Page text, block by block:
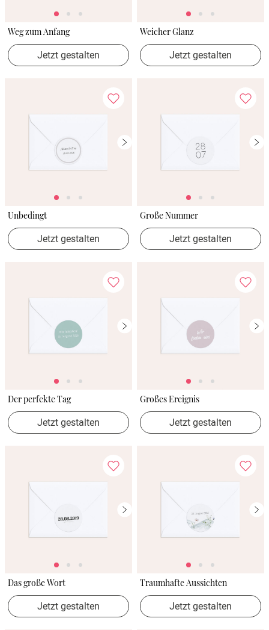
Weg zum Anfang
Jetzt gestalten
Weicher Glanz
Jetzt gestalten
Unbedingt
Jetzt gestalten
Große Nummer
Jetzt gestalten
Der perfekte Tag
Jetzt gestalten
Großes Ereignis
Jetzt gestalten
Das große Wort
Jetzt gestalten
Traumhafte Aussichten
Jetzt gestalten